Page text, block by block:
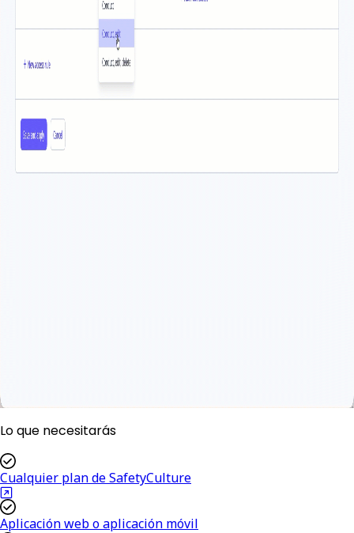
Lo que necesitarás
Cualquier plan de SafetyCulture
Aplicación web o aplicación móvil